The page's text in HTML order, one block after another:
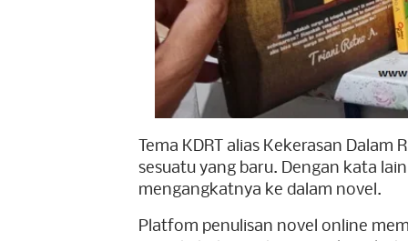
Tema KDRT alias Kekerasan
sesuatu yang baru. Dengan kata
mengangkatnya ke dalam novel.
Platfom penulisan novel online